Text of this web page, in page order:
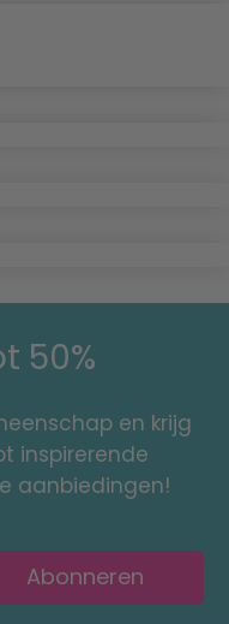
50%
en krijg
inspirerende
aanbiedingen!
Abonneren